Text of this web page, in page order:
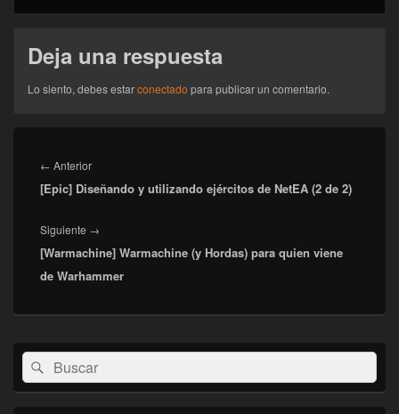
Deja una respuesta
Lo siento, debes estarconectado para publicar un comentario.
de
entradas
← AnteriorEntrada
anterior:
[Epic] Diseñando y utilizando ejércitos de NetEA (2 de 2)
Siguiente →
siguiente:
[Warmachine] Warmachine (y Hordas) para quien viene
de Warhammer
El
área
de
Buscar
por:
Buscar